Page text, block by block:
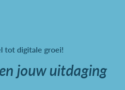
tot digitale groei!
jouw uitdaging